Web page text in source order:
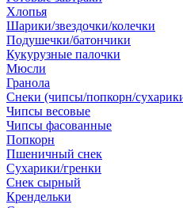
Хлопья
Шарики/звездочки/колечки
Подушечки/батончики
Кукурузные палочки
Мюсли
Гранола
Снеки (чипсы/попкорн/
Чипсы весовые
Чипсы фасованные
Попкорн
Пшеничный снек
Сухарики/гренки
Снек сырный
Крендельки